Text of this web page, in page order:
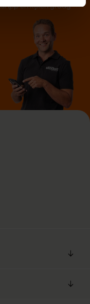
en kijken graag